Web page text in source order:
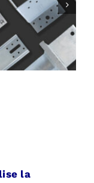

la